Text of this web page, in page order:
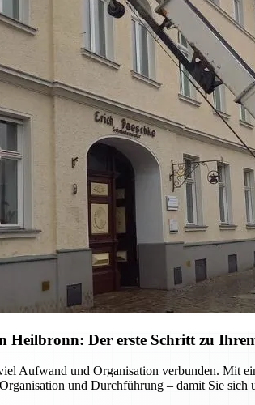
Heilbronn: Der erste Schritt zu
Aufwand und Organisation verbunden. Mit
und Durchführung – damit Sie